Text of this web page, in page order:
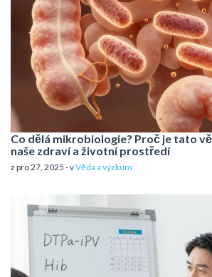
Co dělá mikrobiologie? Proč je tato
naše zdraví a životní prostředí
z pro 27, 2025 - vVěda a výzkum